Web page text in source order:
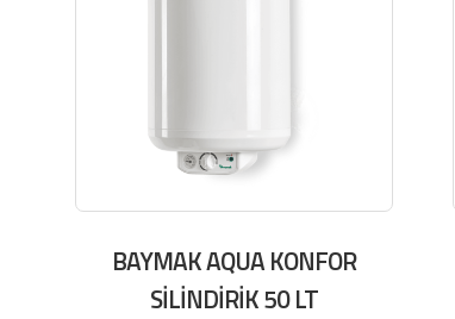
BAYMAK AQUA KONFOR
SİLİNDİRİK 50 LT